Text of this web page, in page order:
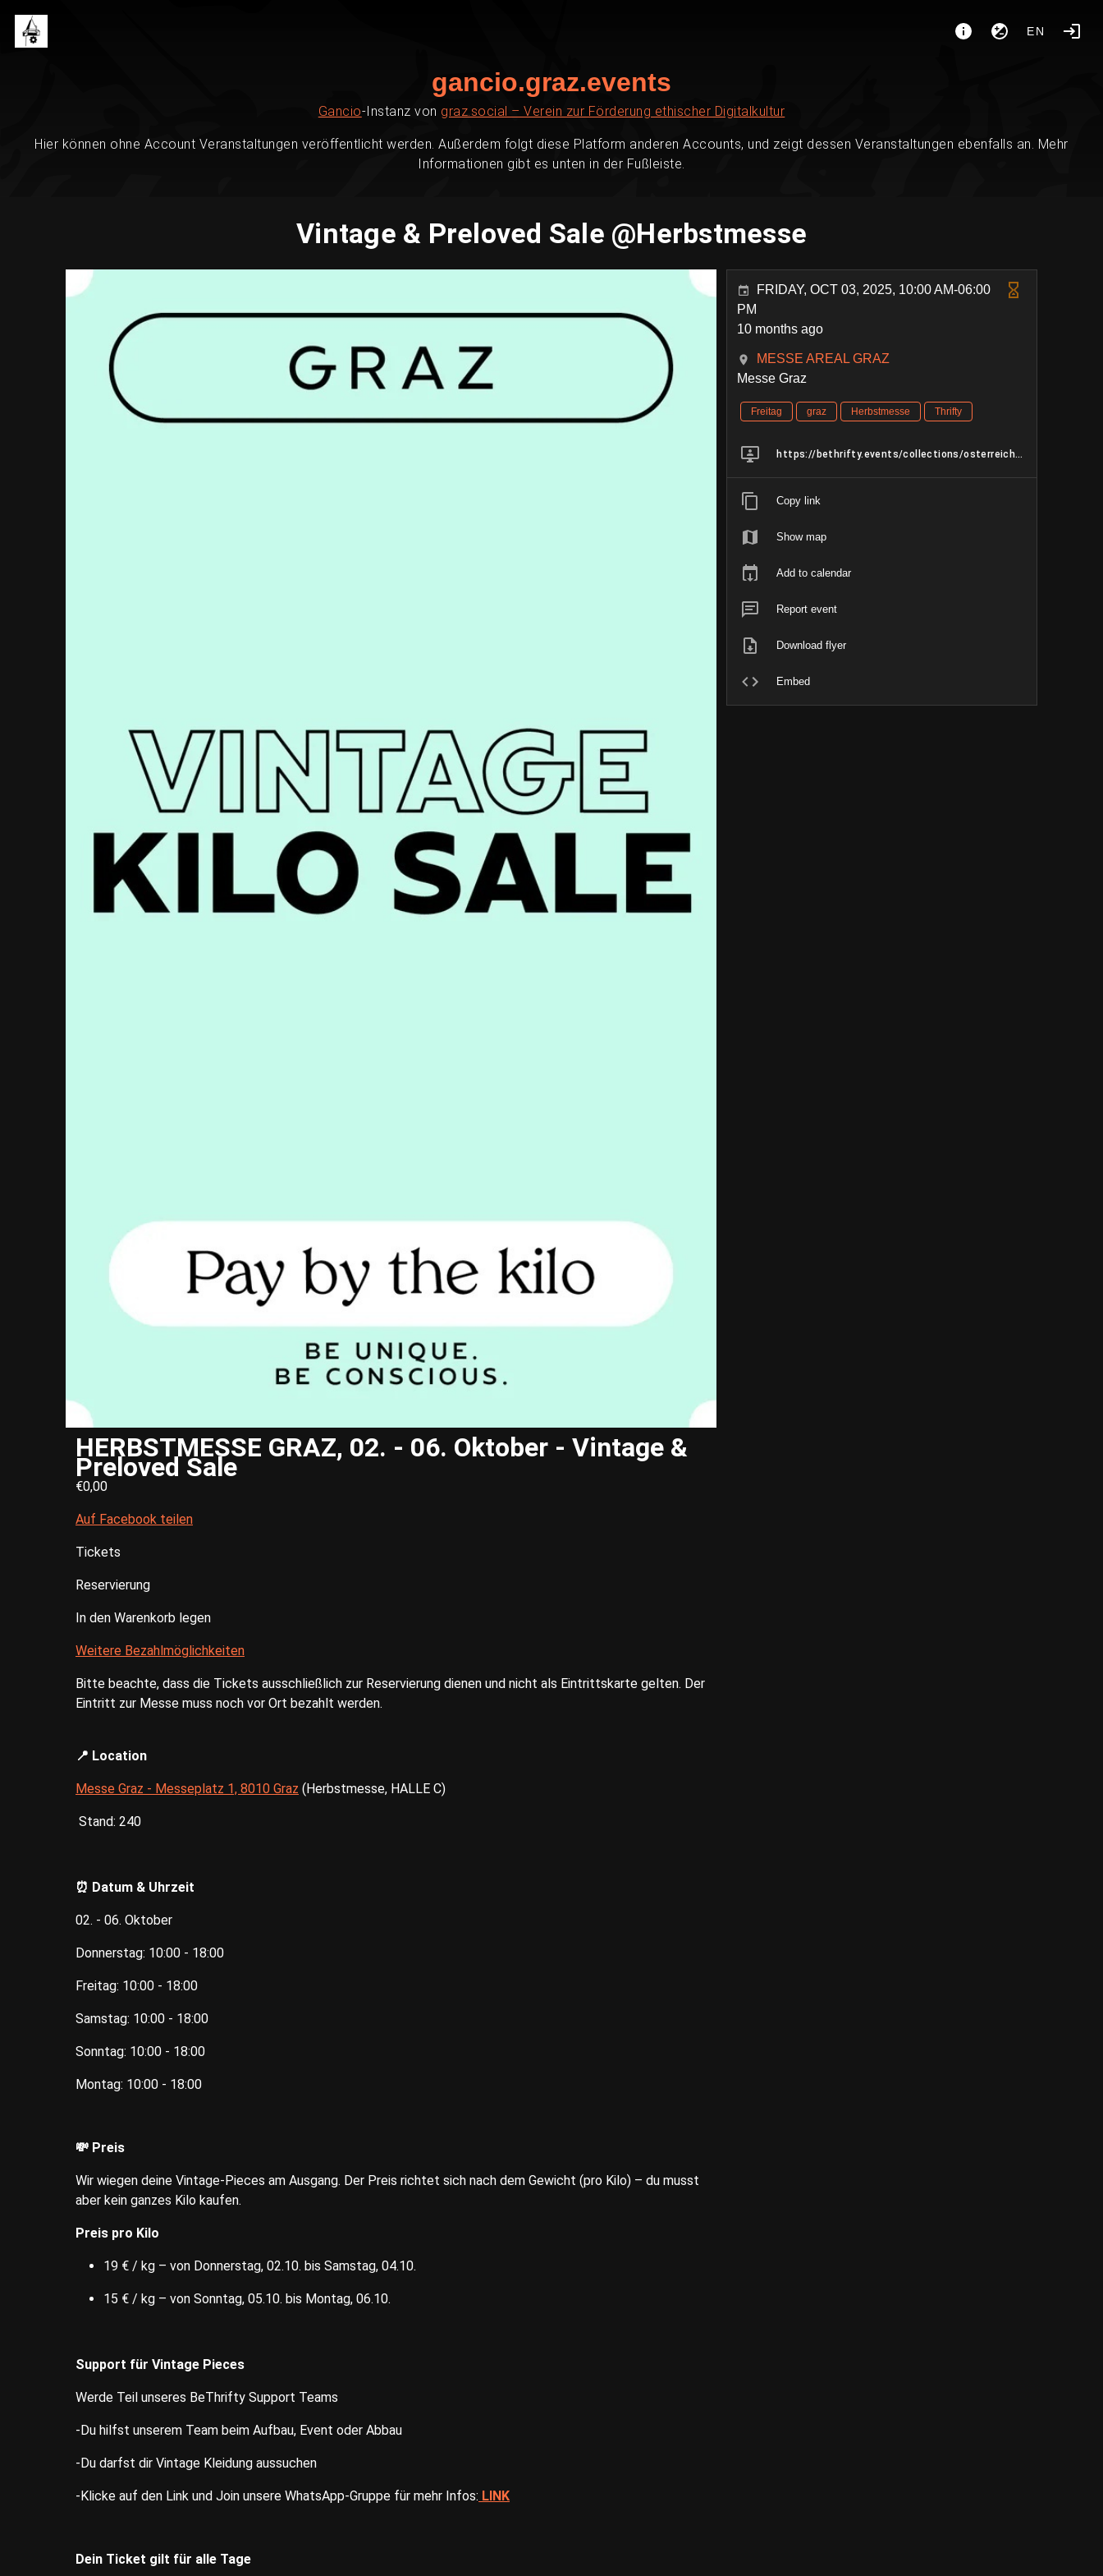
EN
gancio.graz.events
Gancio-Instanz von graz.social – Verein zur Förderung ethischer Digitalkultur
Hier können ohne Account Veranstaltungen veröffentlicht werden. Außerdem folgt diese Platform anderen Accounts, und zeigt dessen Veranstaltungen ebenfalls an. Mehr
Informationen gibt es unten in der Fußleiste.
Vintage & Preloved Sale @Herbstmesse
HERBSTMESSE GRAZ, 02. - 06. Oktober - Vintage &
Preloved Sale
€0,00
Auf Facebook teilen
Tickets
Reservierung
In den Warenkorb legen
Weitere Bezahlmöglichkeiten
Bitte beachte, dass die Tickets ausschließlich zur Reservierung dienen und nicht als Eintrittskarte gelten. Der
Eintritt zur Messe muss noch vor Ort bezahlt werden.
📍 Location
Messe Graz - Messeplatz 1, 8010 Graz (Herbstmesse, HALLE C)
Stand: 240
⏰ Datum & Uhrzeit
02. - 06. Oktober
Donnerstag: 10:00 - 18:00
Freitag: 10:00 - 18:00
Samstag: 10:00 - 18:00
Sonntag: 10:00 - 18:00
Montag: 10:00 - 18:00
💸 Preis
Wir wiegen deine Vintage-Pieces am Ausgang. Der Preis richtet sich nach dem Gewicht (pro Kilo) – du musst
aber kein ganzes Kilo kaufen.
Preis pro Kilo
19 € / kg – von Donnerstag, 02.10. bis Samstag, 04.10.
15 € / kg – von Sonntag, 05.10. bis Montag, 06.10.
Support für Vintage Pieces
Werde Teil unseres BeThrifty Support Teams
-Du hilfst unserem Team beim Aufbau, Event oder Abbau
-Du darfst dir Vintage Kleidung aussuchen
-Klicke auf den Link und Join unsere WhatsApp-Gruppe für mehr Infos: LINK
Dein Ticket gilt für alle Tage
FRIDAY, OCT 03, 2025, 10:00 AM-06:00
PM
10 months ago
MESSE AREAL GRAZ
Messe Graz
Freitag graz Herbstmesse Thrifty
https://bethrifty.events/collections/osterreich/products/herbstmesse-graz-02-06-oktober-vintage-preloved-sale
Copy link
Show map
Add to calendar
Report event
Download flyer
Embed